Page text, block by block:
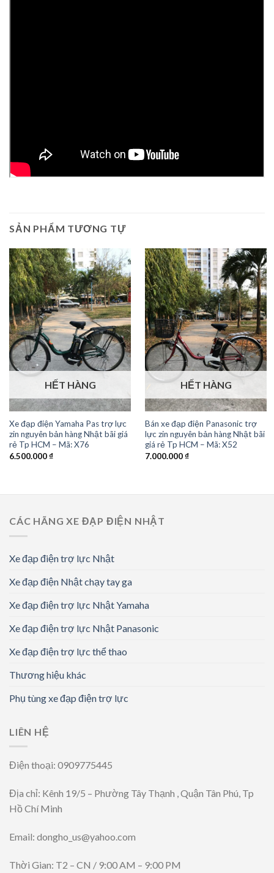
SẢN PHẨM TƯƠNG TỰ
HẾT HÀNG
Xe đạp điện Yamaha Pas trợ lực
zin nguyên bản hàng Nhật bãi giá
rẻ Tp HCM – Mã: X76
6.500.000₫
HẾT HÀNG
Bán xe đạp điện Panasonic trợ
lực zin nguyên bản hàng Nhật bãi
giá rẻ Tp HCM – Mã: X52
7.000.000₫
CÁC HÃNG XE ĐẠP ĐIỆN NHẬT
Xe đạp điện trợ lực Nhật
Xe đạp điện Nhật chạy tay ga
Xe đạp điện trợ lực Nhật Yamaha
Xe đạp điện trợ lực Nhật Panasonic
Xe đạp điện trợ lực thể thao
Thương hiệu khác
Phụ tùng xe đạp điện trợ lực
LIÊN HỆ
Điện thoại: 0909775445
Địa chỉ: Kênh 19/5 – Phường Tây Thạnh , Quận Tân Phú, Tp
Hồ Chí Minh
Email: dongho_us@yahoo.com
Thời Gian: T2 – CN / 9:00 AM – 9:00 PM